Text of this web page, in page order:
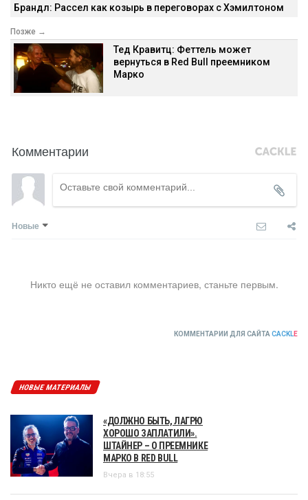
Брандл: Рассел как козырь в переговорах с Хэмилтоном
Позже →
Тед Кравитц: Феттель может
вернуться в Red Bull преемником
Марко
Комментарии
Новые
Никто ещё не оставил комментариев, станьте первым.
КОММЕНТАРИИ ДЛЯ САЙТА CACKLE
НОВЫЕ МАТЕРИАЛЫ
«ДОЛЖНО БЫТЬ, ЛАГРЮ
ХОРОШО ЗАПЛАТИЛИ».
ШТАЙНЕР – О ПРЕЕМНИКЕ
МАРКО В RED BULL
Вчера в 18:55